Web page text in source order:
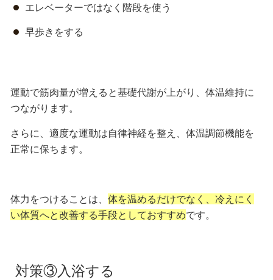
エレベーターではなく階段を使う
早歩きをする
運動で筋肉量が増えると基礎代謝が上がり、体温維持に
つながります。
さらに、適度な運動は自律神経を整え、体温調節機能を
正常に保ちます。
体力をつけることは、 体を温めるだけでなく、冷えにく
い体質へと改善する手段としておすすめです。
対策③入浴する